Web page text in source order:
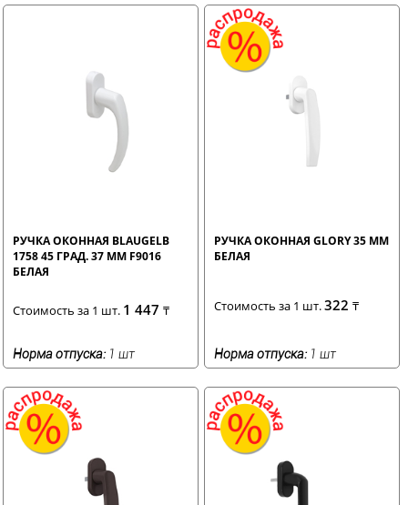
РУЧКА ОКОННАЯ BLAUGELB
1758 45 ГРАД. 37 ММ F9016
БЕЛАЯ
Стоимость за 1 шт. 1 447 ₸
Норма отпуска: 1 шт
РУЧКА ОКОННАЯ GLORY 35 ММ
БЕЛАЯ
Стоимость за 1 шт.322₸
Норма отпуска: 1 шт